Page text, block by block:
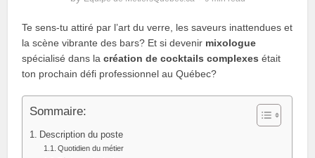
Te sens-tu attiré par l’art du verre, les saveurs inattendues et
la scène vibrante des bars? Et si devenir mixologue
spécialisé dans lacréation de cocktails complexes était
ton prochain défi professionnel au Québec?
Sommaire:
Description du poste
Quotidien du métier